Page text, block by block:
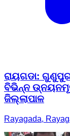
ରାୟଗଡା:
ବିଭିନ୍ନ
ଜିଲ୍ଲାପାଳ
Rayagada,